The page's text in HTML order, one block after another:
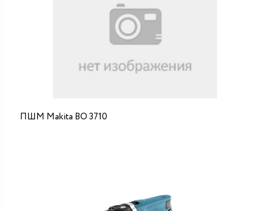
ПШМ Makita ВО 3710